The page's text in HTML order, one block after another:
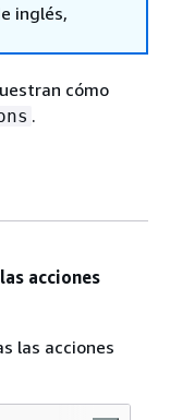
inglés,
cómo
.
acciones
las acciones